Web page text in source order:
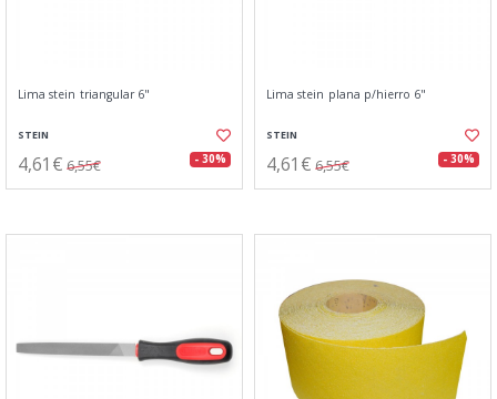
Lima stein triangular 6"
STEIN
4,61€ 6,55€ - 30%
Lima stein plana p/hierro 6"
STEIN
4,61€ 6,55€ - 30%